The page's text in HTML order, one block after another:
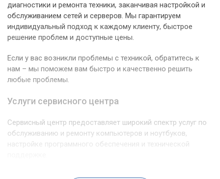
диагностики и ремонта техники, заканчивая настройкой и
обслуживанием сетей и серверов. Мы гарантируем
индивидуальный подход к каждому клиенту, быстрое
решение проблем и доступные цены.
Если у вас возникли проблемы с техникой, обратитесь к
нам – мы поможем вам быстро и качественно решить
любые проблемы.
Услуги сервисного центра
Сервисный центр предоставляет широкий спектр услуг по
обслуживанию и ремонту компьютеров и ноутбуков,
настройке программного обеспечения и технической
В нашем сервисном центре вы можете получить